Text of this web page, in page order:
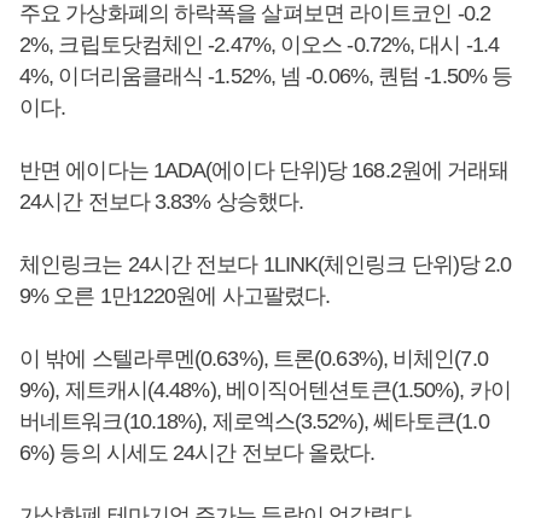
주요 가상화폐의 하락폭을 살펴보면 라이트코인 -0.2
2%, 크립토닷컴체인 -2.47%, 이오스 -0.72%, 대시 -1.4
4%, 이더리움클래식 -1.52%, 넴 -0.06%, 퀀텀 -1.50% 등
이다.
반면 에이다는 1ADA(에이다 단위)당 168.2원에 거래돼
24시간 전보다 3.83% 상승했다.
체인링크는 24시간 전보다 1LINK(체인링크 단위)당 2.0
9% 오른 1만1220원에 사고팔렸다.
이 밖에 스텔라루멘(0.63%), 트론(0.63%), 비체인(7.0
9%), 제트캐시(4.48%), 베이직어텐션토큰(1.50%), 카이
버네트워크(10.18%), 제로엑스(3.52%), 쎄타토큰(1.0
6%) 등의 시세도 24시간 전보다 올랐다.